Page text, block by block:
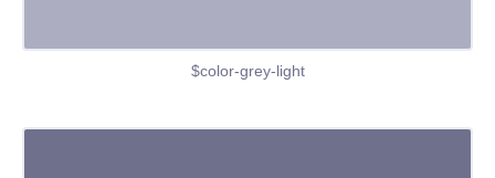
$color-grey-light